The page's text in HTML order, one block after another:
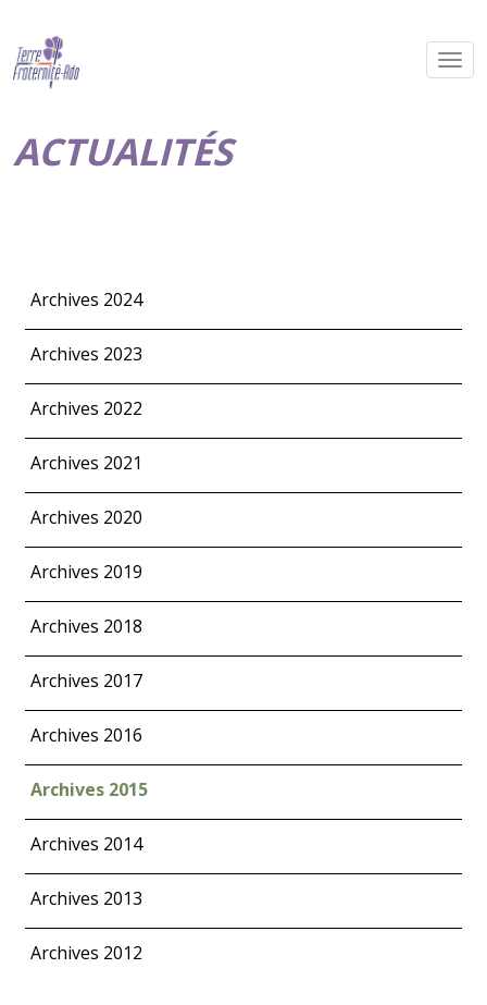
ACTUALITÉS
Archives 2024
Archives 2023
Archives 2022
Archives 2021
Archives 2020
Archives 2019
Archives 2018
Archives 2017
Archives 2016
Archives 2015
Archives 2014
Archives 2013
Archives 2012